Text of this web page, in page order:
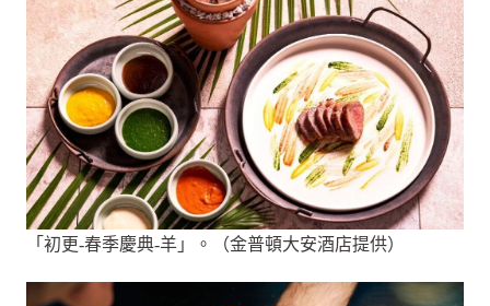
「初更-春季慶典-羊」。（金普頓大安酒店提供）